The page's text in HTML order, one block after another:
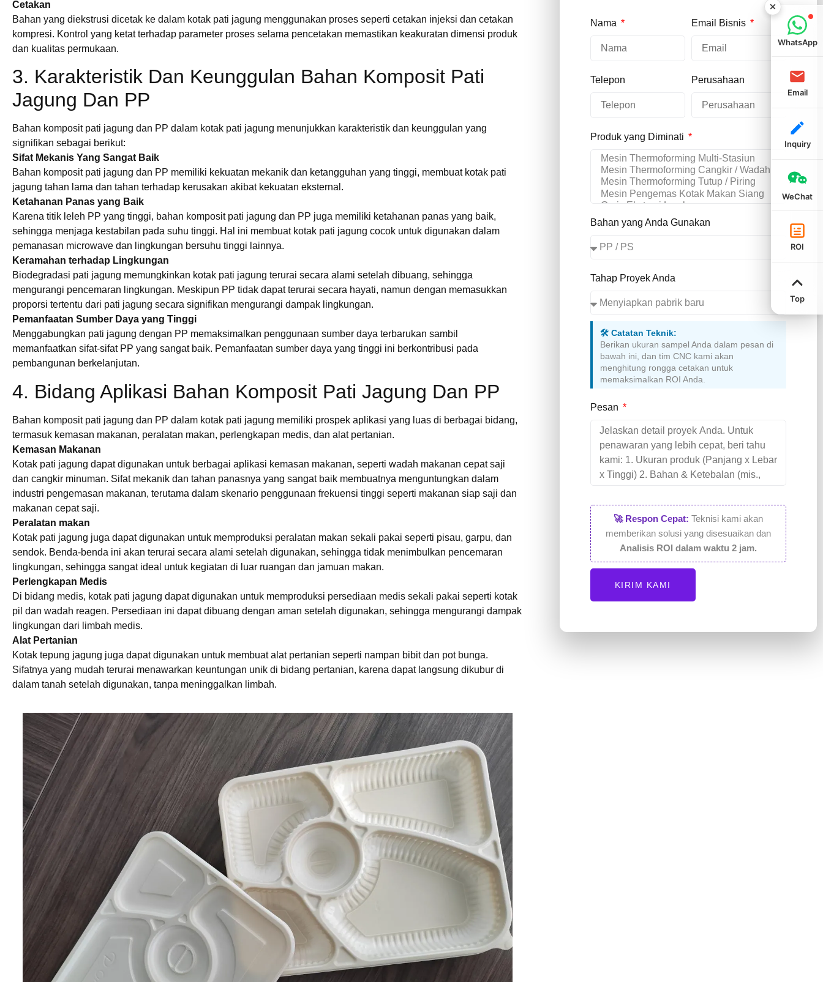
Cetakan
Bahan yang diekstrusi dicetak ke dalam kotak pati jagung menggunakan proses seperti cetakan injeksi dan cetakan
kompresi. Kontrol yang ketat terhadap parameter proses selama pencetakan memastikan keakuratan dimensi produk
dan kualitas permukaan.
3. Karakteristik Dan Keunggulan Bahan Komposit Pati
Jagung Dan PP
Bahan komposit pati jagung dan PP dalam kotak pati jagung menunjukkan karakteristik dan keunggulan yang
signifikan sebagai berikut:
Sifat Mekanis Yang Sangat Baik
Bahan komposit pati jagung dan PP memiliki kekuatan mekanik dan ketangguhan yang tinggi, membuat kotak pati
jagung tahan lama dan tahan terhadap kerusakan akibat kekuatan eksternal.
Ketahanan Panas yang Baik
Karena titik leleh PP yang tinggi, bahan komposit pati jagung dan PP juga memiliki ketahanan panas yang baik,
sehingga menjaga kestabilan pada suhu tinggi. Hal ini membuat kotak pati jagung cocok untuk digunakan dalam
pemanasan microwave dan lingkungan bersuhu tinggi lainnya.
Keramahan terhadap Lingkungan
Biodegradasi pati jagung memungkinkan kotak pati jagung terurai secara alami setelah dibuang, sehingga
mengurangi pencemaran lingkungan. Meskipun PP tidak dapat terurai secara hayati, namun dengan memasukkan
proporsi tertentu dari pati jagung secara signifikan mengurangi dampak lingkungan.
Pemanfaatan Sumber Daya yang Tinggi
Menggabungkan pati jagung dengan PP memaksimalkan penggunaan sumber daya terbarukan sambil
memanfaatkan sifat-sifat PP yang sangat baik. Pemanfaatan sumber daya yang tinggi ini berkontribusi pada
pembangunan berkelanjutan.
4. Bidang Aplikasi Bahan Komposit Pati Jagung Dan PP
Bahan komposit pati jagung dan PP dalam kotak pati jagung memiliki prospek aplikasi yang luas di berbagai bidang,
termasuk kemasan makanan, peralatan makan, perlengkapan medis, dan alat pertanian.
Kemasan Makanan
Kotak pati jagung dapat digunakan untuk berbagai aplikasi kemasan makanan, seperti wadah makanan cepat saji
dan cangkir minuman. Sifat mekanik dan tahan panasnya yang sangat baik membuatnya menguntungkan dalam
industri pengemasan makanan, terutama dalam skenario penggunaan frekuensi tinggi seperti makanan siap saji dan
makanan cepat saji.
Peralatan makan
Kotak pati jagung juga dapat digunakan untuk memproduksi peralatan makan sekali pakai seperti pisau, garpu, dan
sendok. Benda-benda ini akan terurai secara alami setelah digunakan, sehingga tidak menimbulkan pencemaran
lingkungan, sehingga sangat ideal untuk kegiatan di luar ruangan dan jamuan makan.
Perlengkapan Medis
Di bidang medis, kotak pati jagung dapat digunakan untuk memproduksi persediaan medis sekali pakai seperti kotak
pil dan wadah reagen. Persediaan ini dapat dibuang dengan aman setelah digunakan, sehingga mengurangi dampak
lingkungan dari limbah medis.
Alat Pertanian
Kotak tepung jagung juga dapat digunakan untuk membuat alat pertanian seperti nampan bibit dan pot bunga.
Sifatnya yang mudah terurai menawarkan keuntungan unik di bidang pertanian, karena dapat langsung dikubur di
dalam tanah setelah digunakan, tanpa meninggalkan limbah.
Nama Email Bisnis
Telepon Perusahaan
Produk yang Diminati
Bahan yang Anda Gunakan
Tahap Proyek Anda
🛠️ Catatan Teknik:
Berikan ukuran sampel Anda dalam pesan di
bawah ini, dan tim CNC kami akan
menghitung rongga cetakan untuk
memaksimalkan ROI Anda.
Pesan
🚀 Respon Cepat: Teknisi kami akan
memberikan solusi yang disesuaikan dan
Analisis ROI dalam waktu 2 jam.
KIRIM KAMI
WhatsApp
Email
Inquiry
WeChat
ROI
Top